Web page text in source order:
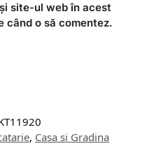
site-ul web în acest
când o să comentez.
, Casa si Gradina